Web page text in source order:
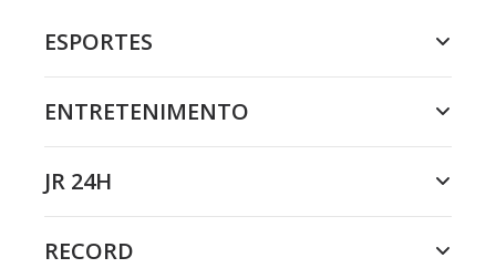
ESPORTES
ENTRETENIMENTO
JR 24H
RECORD